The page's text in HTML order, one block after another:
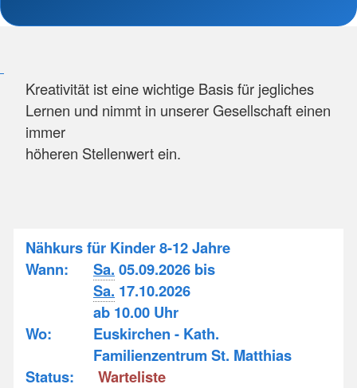
Kreativität ist eine wichtige Basis für jegliches
Lernen und nimmt in unserer Gesellschaft einen
immer
höheren Stellenwert ein.
Nähkurs für Kinder 8-12 Jahre
Wann:
Sa. 05.09.2026 bis
Sa. 17.10.2026
ab 10.00 Uhr
Wo:
Euskirchen - Kath.
Familienzentrum St. Matthias
Status:
Warteliste